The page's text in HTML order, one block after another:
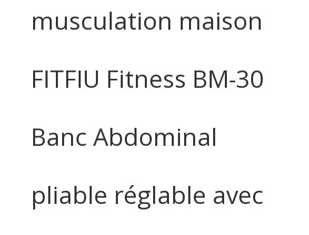
musculation maison
FITFIU Fitness BM-30
Banc Abdominal
pliable réglable avec